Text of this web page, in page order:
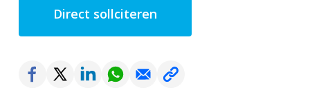
Direct sollciteren